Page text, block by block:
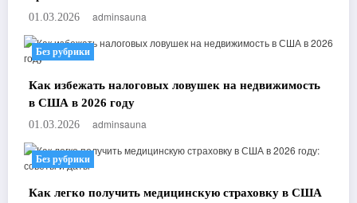
01.03.2026 adminsauna
Без рубрики
Как избежать налоговых ловушек на недвижимость
в США в 2026 году
01.03.2026 adminsauna
Без рубрики
Как легко получить медицинскую страховку в США